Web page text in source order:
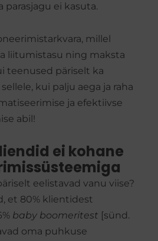
parasjagu ei kasuta.
millel
liitumistasu ning maksta
teenused päriselt ka
kui palju aega ja raha
ja efektiivse
abil!
ei kohane
eelistavad vanu viise?
et 80% klientidest
baby boomeritest [sünd.
oma puhkuse